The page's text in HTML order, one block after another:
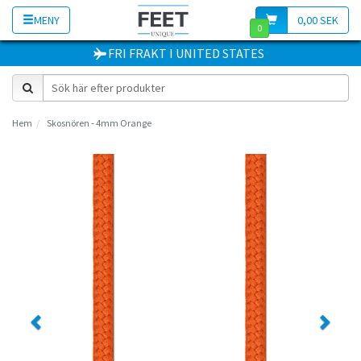
MENY 0,00 SEK
0
FRI FRAKT I UNITED STATES
Hem Skosnören - 4mm Orange
Previous